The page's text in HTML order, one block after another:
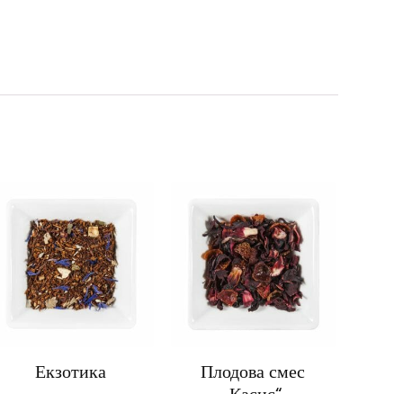
Екзотика
Плодова смес